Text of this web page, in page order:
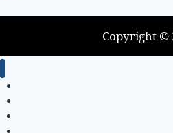
Copyright ©